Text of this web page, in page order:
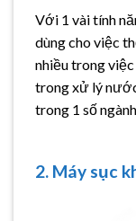
Với 1 vài tính
dùng cho việc
nhiều trong
trong xử lý
trong 1 số
2. Máy sục